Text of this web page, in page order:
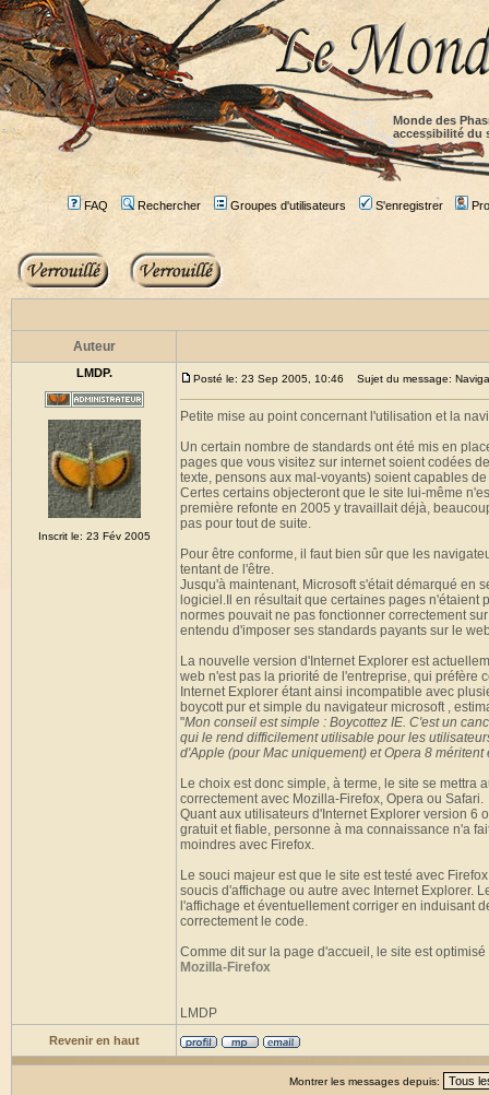
Monde des
accessibilité du
FAQ Rechercher Groupes d'utilisateurs S'enregistrer
Auteur
LMDP.
Inscrit le: 23 Fév 2005
Posté le: 23 Sep 2005, 10:46 Sujet du message:
Petite mise au point concernant l'utilisation et la
Un certain nombre de standards ont été mis en
pages que vous visitez sur internet soient codées
texte, pensons aux mal-voyants) soient capables
Certes certains objecteront que le site lui-même
première refonte en 2005 y travaillait déjà,
pas pour tout de suite.
Pour être conforme, il faut bien sûr que les
tentant de l'être.
Jusqu'à maintenant, Microsoft s'était démarqué en
logiciel.Il en résultait que certaines pages
normes pouvait ne pas fonctionner correctement
entendu d'imposer ses standards payants sur le
La nouvelle version d'Internet Explorer est
web n'est pas la priorité de l'entreprise, qui préfère
Internet Explorer étant ainsi incompatible avec
boycott pur et simple du navigateur microsoft ,
"Mon conseil est simple : Boycottez IE. C'est un
qui le rend difficilement utilisable pour les
d'Apple (pour Mac uniquement) et Opera 8
Le choix est donc simple, à terme, le site se
correctement avec Mozilla-Firefox, Opera ou Safari.
Quant aux utilisateurs d'Internet Explorer version 6
gratuit et fiable, personne à ma connaissance n'a
moindres avec Firefox.
Le souci majeur est que le site est testé avec
soucis d'affichage ou autre avec Internet Explorer.
l'affichage et éventuellement corriger en induisant
correctement le code.
Comme dit sur la page d'accueil, le site est
Mozilla-Firefox
LMDP
Revenir en haut
Montrer les messages depuis: